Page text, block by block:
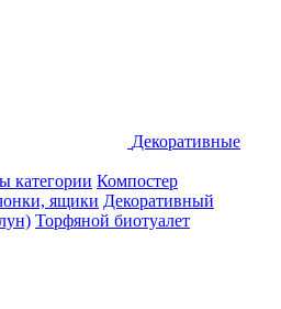
Декоративные
категории Компостер
ящики Декоративный
Торфяной биотуалет